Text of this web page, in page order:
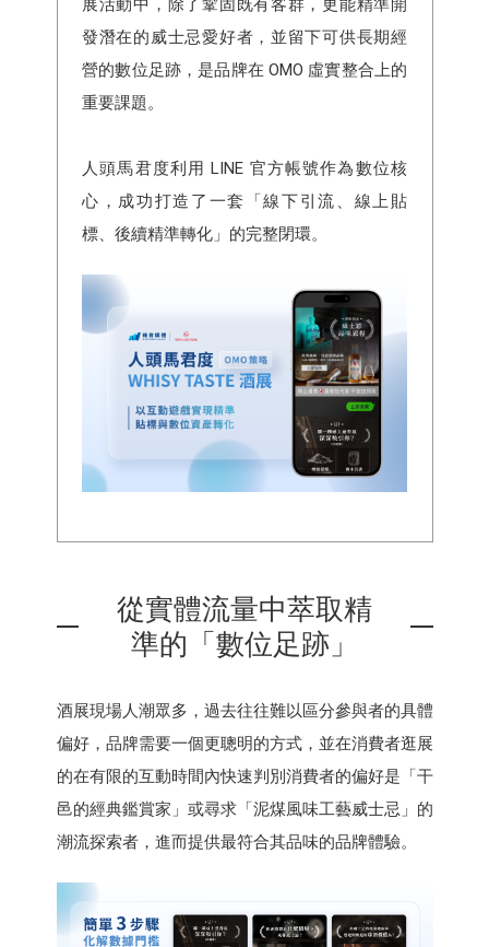
展活動中，除了鞏固既有客群，更能精準開
發潛在的威士忌愛好者，並留下可供長期經
營的數位足跡，是品牌在 OMO 虛實整合上的
重要課題。
人頭馬君度利用 LINE 官方帳號作為數位核
心，成功打造了一套「線下引流、線上貼
標、後續精準轉化」的完整閉環。
從實體流量中萃取精
準的「數位足跡」
酒展現場人潮眾多，過去往往難以區分參與者的具體
偏好，品牌需要一個更聰明的方式，並在消費者逛展
的在有限的互動時間內快速判別消費者的偏好是「干
邑的經典鑑賞家」或尋求「泥煤風味工藝威士忌」的
潮流探索者，進而提供最符合其品味的品牌體驗。